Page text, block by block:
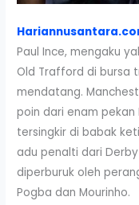
Paul Ince, mengaku
Old Trafford di bursa
mendatang.
poin dari enam pekan
tersingkir di babak
adu penalti dari
diperburuk oleh
Pogba dan Mourinho.